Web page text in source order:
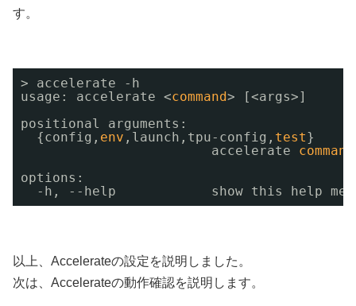
す。
> accelerate -h
usage: accelerate <command> [<args>]
positional arguments:
{config, env ,launch,tpu-config, test}
accelerate command
options:
-h, --help            show this help
以上、Accelerateの設定を説明しました。
次は、Accelerateの動作確認を説明します。